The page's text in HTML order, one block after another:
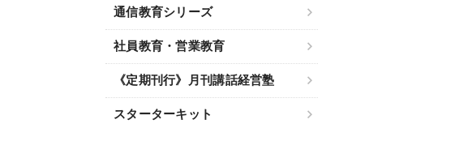
通信教育シリーズ
社員教育・営業教育
《定期刊行》月刊講話経営塾
スターターキット